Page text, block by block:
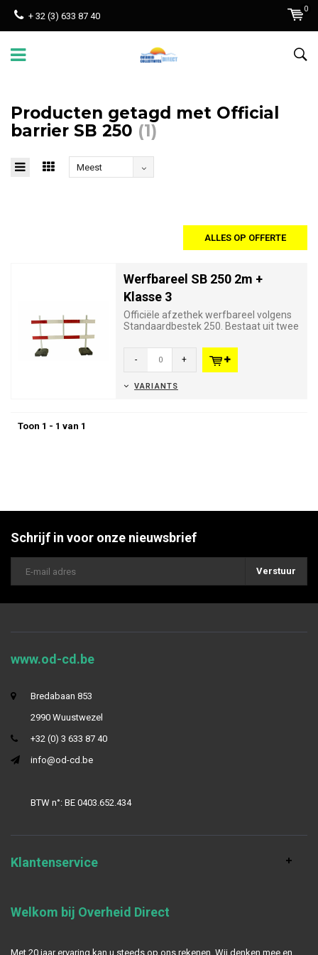
+ 32 (3) 633 87 40
0
Producten getagd met Official
barrier SB 250 (1)
Meest
ALLES OP OFFERTE
Werfbareel SB 250 2m +
Klasse 3
Officiële afzethek werfbareel volgens
Standaardbestek 250. Bestaat uit twee
- +
VARIANTS
Toon 1 - 1 van 1
Schrijf in voor onze nieuwsbrief
Verstuur
www.od-cd.be
Bredabaan 853
2990 Wuustwezel
+32 (0) 3 633 87 40
info@od-cd.be
BTW n°: BE 0403.652.434
Klantenservice
Welkom bij Overheid Direct
Met 20 jaar ervaring kan u steeds op ons rekenen. Wij denken mee en